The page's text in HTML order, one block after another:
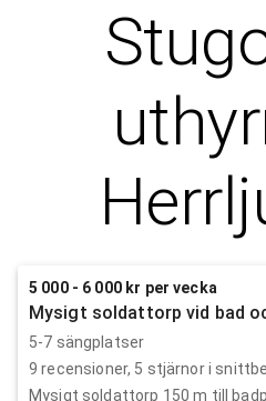
5 000 - 6 000 kr per vecka
Mysigt soldattorp vid bad
5-7 sängplatser
9 recensioner, 5 stjärnor i
Mysigt soldattorp 150 m till